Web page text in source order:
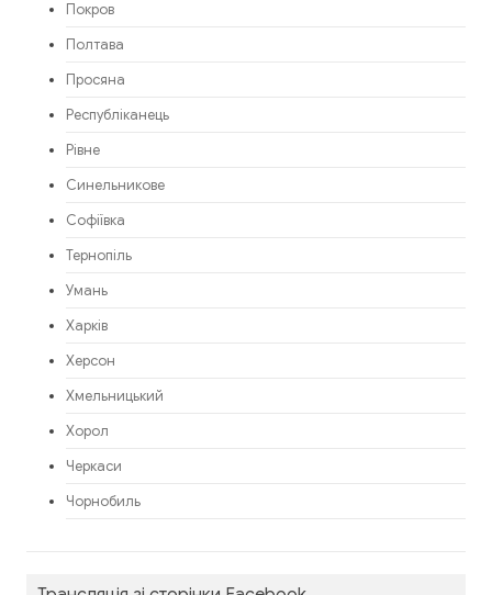
Покров
Полтава
Просяна
Республіканець
Рівне
Синельникове
Софіївка
Тернопіль
Умань
Харків
Херсон
Хмельницький
Хорол
Черкаси
Чорнобиль